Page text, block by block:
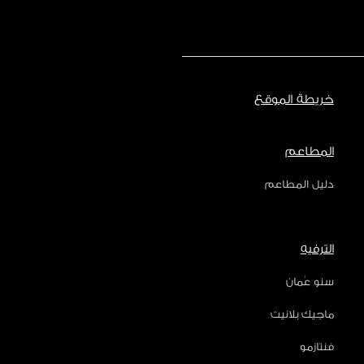
خريطة الموقع
المطاعم
دليل المطاعم
الترفيه
سنو عُمان
ماجيك بلانيت
فنتازمو